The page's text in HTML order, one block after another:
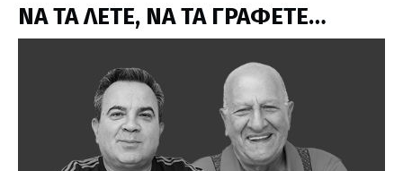
ΝΑ ΤΑ ΛΕΤΕ, ΝΑ ΤΑ ΓΡΑΦΕΤΕ…